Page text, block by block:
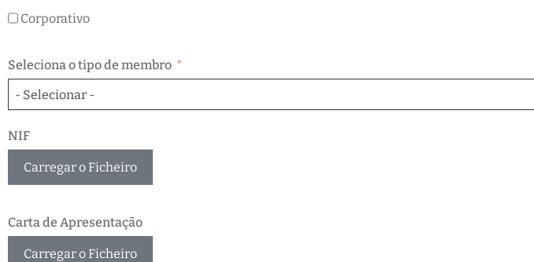
Corporativo
Seleciona o tipo de membro
- Selecionar -
NIF
Carregar o Ficheiro
Carta de Apresentação
Carregar o Ficheiro